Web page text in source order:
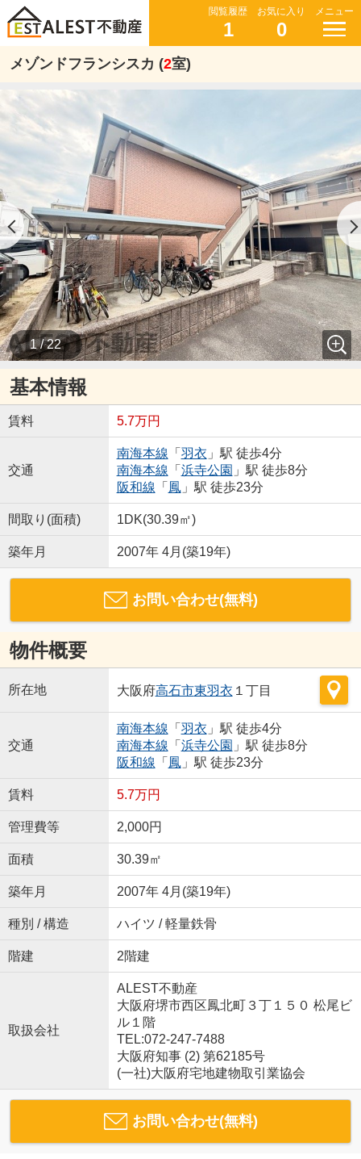
閲覧履歴
1
お気に入り
0
メニュー
メゾンドフランシスカ (2室)
1 / 22
基本情報
賃料 5.7万円
交通
南海本線 「 羽衣 」駅 徒歩4分
南海本線 「 浜寺公園 」駅 徒歩8分
阪和線 「 鳳」駅 徒歩23分
間取り(面積) 1DK(30.39㎡)
築年月 2007年 4月(築19年)
お問い合わせ(無料)
物件概要
所在地 大阪府高石市東羽衣 １丁目
交通
南海本線 「 羽衣 」駅 徒歩4分
南海本線 「 浜寺公園 」駅 徒歩8分
阪和線 「 鳳」駅 徒歩23分
賃料 5.7万円
管理費等 2,000円
面積 30.39㎡
築年月 2007年 4月(築19年)
種別 / 構造 ハイツ / 軽量鉄骨
階建 2階建
取扱会社
ALEST不動産
大阪府堺市西区鳳北町３丁１５０ 松尾ビ
ル１階
TEL:072-247-7488
大阪府知事 (2) 第62185号
(一社)大阪府宅地建物取引業協会
お問い合わせ(無料)